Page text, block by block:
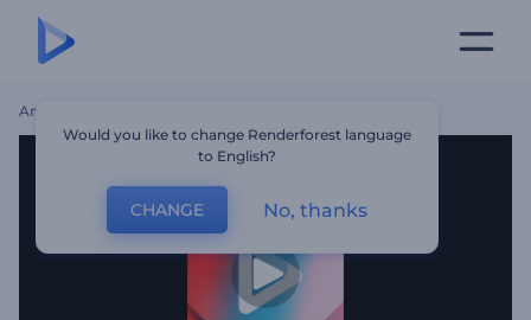
Ana Sayfa
Would you like to change Renderforest language
to English?
CHANGE No, thanks